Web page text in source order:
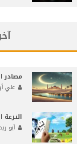
مصادر
علي
أبو